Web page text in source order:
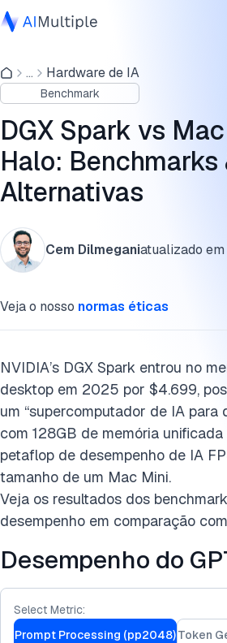
IA Agêntica
Segurança cibernética
Dados
Software Empresarial
Serviços
Contate-nos
... Hardware de IA
Benchmark
DGX Spark vs
Halo: Benchmarks
Alternativas
Cem Dilmeganiatualizado em
Veja o nosso normas éticas
NVIDIA’s DGX Spark entrou no
desktop em 2025 por $4.699,
um “supercomputador de IA para
com 128GB de memória
petaflop de desempenho de IA
tamanho de um Mac Mini.
Veja os resultados dos
desempenho em comparação
Desempenho do
Select Metric:
Prompt Processing (pp2048)Token
Benchmarks de inferência do DGX
Quando o DGX Spark é melhor?
Alternativas do DGX Spark a
Fontes e metodologia de benchmark
Leitura adicional
Cite esta pesquisa